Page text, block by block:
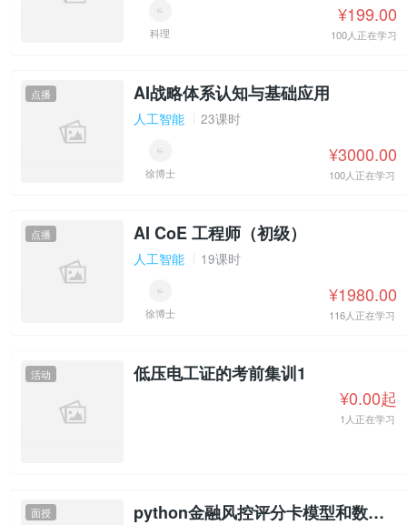
科理
¥199.00
100人正在学习
点播 AI战略体系认知与基础应用
人工智能 23课时
徐博士
¥3000.00
100人正在学习
点播 AI CoE 工程师（初级）
人工智能 19课时
徐博士
¥1980.00
116人正在学习
活动
低压电工证的考前集训1
¥0.00起
1人正在学习
面授 python金融风控评分卡模型和数据分析